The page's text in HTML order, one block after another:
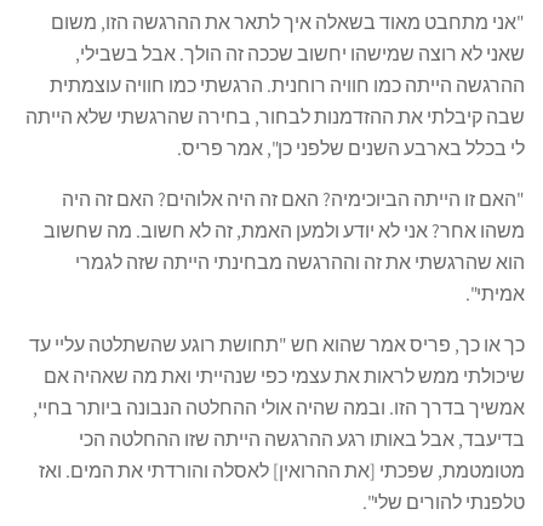
"אני מתחבט מאוד בשאלה איך לתאר את ההרגשה הזו, משום
שאני לא רוצה שמישהו יחשוב שככה זה הולך. אבל בשבילי,
ההרגשה הייתה כמו חוויה רוחנית. הרגשתי כמו חוויה עוצמתית
שבה קיבלתי את ההזדמנות לבחור, בחירה שהרגשתי שלא הייתה
לי בכלל בארבע השנים שלפני כן", אמר פריס.
"האם זו הייתה הביוכימיה? האם זה היה אלוהים? האם זה היה
משהו אחר? אני לא יודע ולמען האמת, זה לא חשוב. מה שחשוב
הוא שהרגשתי את זה וההרגשה מבחינתי הייתה שזה לגמרי
אמיתי".
כך או כך, פריס אמר שהוא חש "תחושת רוגע שהשתלטה עליי עד
שיכולתי ממש לראות את עצמי כפי שנהייתי ואת מה שאהיה אם
אמשיך בדרך הזו. ובמה שהיה אולי ההחלטה הנבונה ביותר בחיי,
בדיעבד, אבל באותו רגע ההרגשה הייתה שזו ההחלטה הכי
מטומטמת, שפכתי [את ההרואין] לאסלה והורדתי את המים. ואז
טלפנתי להורים שלי".